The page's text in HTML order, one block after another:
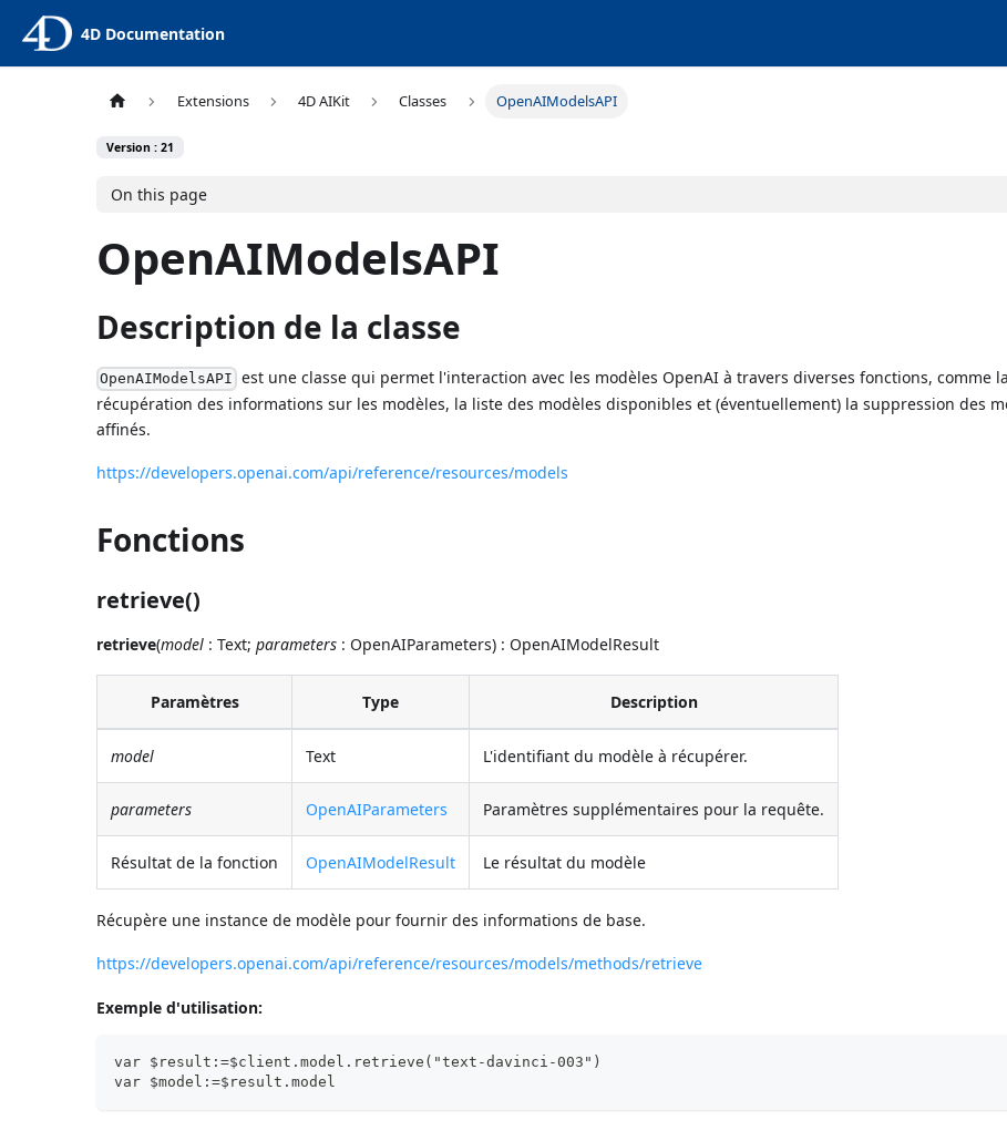
4D Documentation
Extensions 4D AIKit Classes OpenAIModelsAPI
Version : 21
On this page
OpenAIModelsAPI
Description de la classe
OpenAIModelsAPI est une classe qui permet l'interaction avec les modèles OpenAI à travers diverses fonctions, comme la
récupération des informations sur les modèles, la liste des modèles disponibles et (éventuellement) la suppression des
affinés.
https://developers.openai.com/api/reference/resources/models
Fonctions
retrieve()
retrieve(model : Text;parameters : OpenAIParameters) : OpenAIModelResult
Paramètres Type Description
model Text L'identifiant du modèle à récupérer.
parameters OpenAIParameters Paramètres supplémentaires pour la requête.
Résultat de la fonction OpenAIModelResult Le résultat du modèle
Récupère une instance de modèle pour fournir des informations de base.
https://developers.openai.com/api/reference/resources/models/methods/retrieve
Exemple d'utilisation:
var $result:=$client.model.retrieve("text-davinci-003")
var $model:=$result.model